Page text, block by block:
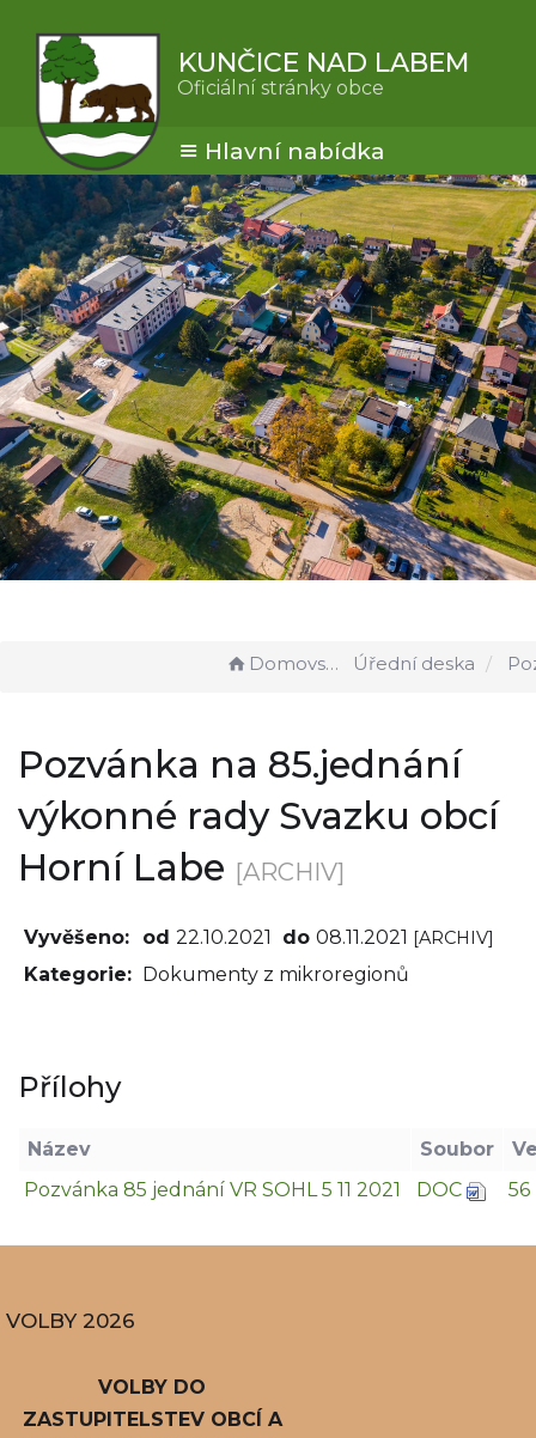
KUNČICE NAD LABEM
Oficiální stránky obce
Hlavní nabídka
Domovská stránka Úřední deska Pozvánka na
Pozvánka na 85.jednání
výkonné rady Svazku obcí
Horní Labe [ARCHIV]
Vyvěšeno: od 22.10.2021 do 08.11.2021 [ARCHIV]
Kategorie: Dokumenty z mikroregionů
Přílohy
Název Soubor
Pozvánka 85 jednání VR SOHL 5 11 2021
DOC 56
VOLBY 2026
VOLBY DO
ZASTUPITELSTEV OBCÍ A